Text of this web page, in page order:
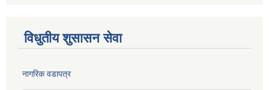
विधुतीय शुसासन सेवा
नागरिक वडापत्र